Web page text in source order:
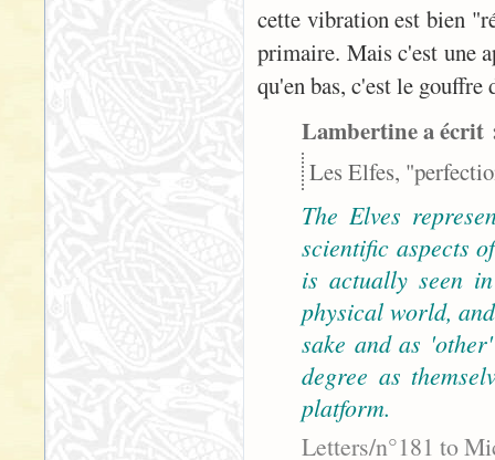
cette vibration est bien
primaire. Mais c'est une
qu'en bas, c'est le gouffre
Lambertine a écrit
Les Elfes,
The Elves
scientific aspects
is actually seen
physical world,
sake and as
degree as
platform.
Letters/n°181 to